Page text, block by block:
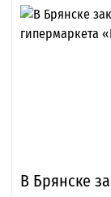
В Брянске